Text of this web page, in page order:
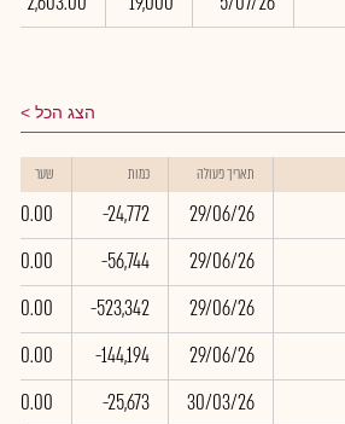
הצג הכל
תאריך פעולה כמות שער
29/06/26
-24,772
0.00
29/06/26
-56,744
0.00
29/06/26
-523,342
0.00
29/06/26
-144,194
0.00
30/03/26
-25,673
0.00